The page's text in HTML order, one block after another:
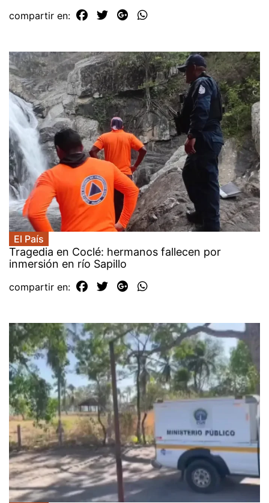
compartir en:
El País
Tragedia en Coclé: hermanos fallecen por
inmersión en río Sapillo
compartir en: